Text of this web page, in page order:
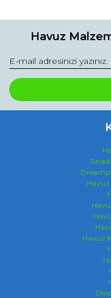
Havuz
Havuz